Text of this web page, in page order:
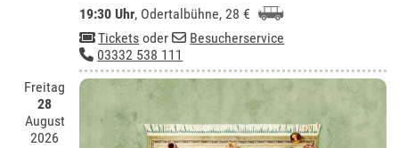
19:30 Uhr, Odertalbühne, 28 €
Tickets oder
Besucherservice
03332 538 111
Freitag
28
August
2026